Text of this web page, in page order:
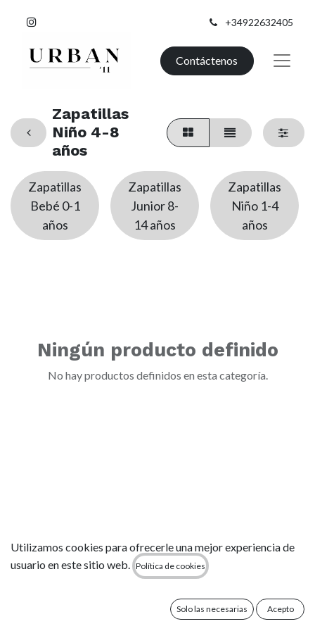
+34922632405
Contáctenos
Zapatillas
Niño 4-8
años
Zapatillas
Bebé 0-1
años
Zapatillas
Junior 8-
14 años
Zapatillas
Niño 1-4
años
Ningún producto definido
No hay productos definidos en esta categoría.
Utilizamos cookies para ofrecerle una mejor experiencia de
usuario en este sitio web.
Política de cookies
Solo las necesarias Acepto